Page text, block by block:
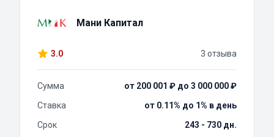
Мани Капитал
3.0 3 отзыва
Сумма
от 200 001 ₽ до 3 000 000 ₽
Ставка
от 0.11% до 1% в день
Срок
243 - 730 дн.